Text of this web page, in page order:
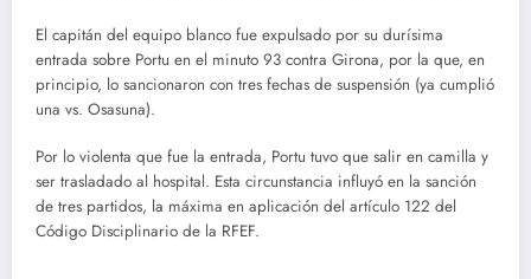
El capitán del equipo blanco fue expulsado por su durísima
entrada sobre Portu en el minuto 93 contra Girona, por la que, en
principio, lo sancionaron con tres fechas de suspensión (ya cumplió
una vs. Osasuna).
Por lo violenta que fue la entrada, Portu tuvo que salir en camilla y
ser trasladado al hospital. Esta circunstancia influyó en la sanción
de tres partidos, la máxima en aplicación del artículo 122 del
Código Disciplinario de la RFEF.